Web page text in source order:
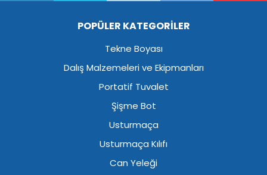
POPÜLER KATEGORİLER
Tekne Boyası
Dalış Malzemeleri ve Ekipmanları
Portatif Tuvalet
Şişme Bot
Usturmaça
Usturmaça Kılıfı
Can Yeleği